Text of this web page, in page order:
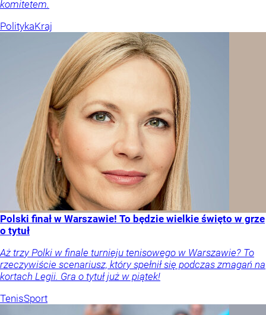
komitetem.
PolitykaKraj
Polski finał w Warszawie! To będzie wielkie święto w grze
o tytuł
Aż trzy Polki w finale turnieju tenisowego w Warszawie? To
rzeczywiście scenariusz, który spełnił się podczas zmagań na
kortach Legii. Gra o tytuł już w piątek!
TenisSport